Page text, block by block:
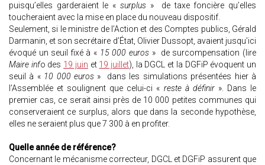
puisqu’elles garderaient le « surplus» de taxe foncière qu’elles
toucheraient avec la mise en place du nouveau dispositif.
Seulement, si le ministre de l’Action et des Comptes publics, Gérald
Darmanin, et son secrétaire d’État, Olivier Dussopt, avaient jusqu’ici
évoqué un seuil fixé à « 15 000 euros» de surcompensation (lire
Maire info des 19 juin et 19 juillet), la DGCL et la DGFiP évoquent un
seuil à «10 000 euros » dans les simulations présentées hier à
l’Assemblée et soulignent que celui-ci « reste à définir ». Dans le
premier cas, ce serait ainsi près de 10 000 petites communes qui
conserveraient ce surplus, alors que dans la seconde hypothèse,
elles ne seraient plus que 7 300 à en profiter.
Quelle année de référence?
Concernant le mécanisme correcteur, DGCL et DGFiP assurent que